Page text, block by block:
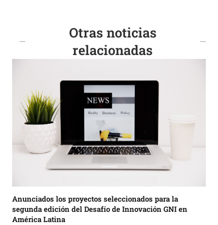
Otras noticias
relacionadas
Anunciados los proyectos seleccionados para la
segunda edición del Desafío de Innovación GNI en
América Latina